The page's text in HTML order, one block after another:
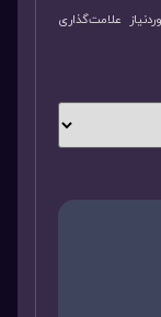
علامت‌گذاری